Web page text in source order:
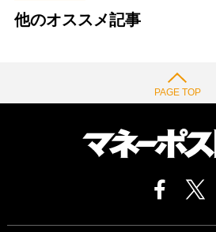
他のオススメ記事
PAGE TOP